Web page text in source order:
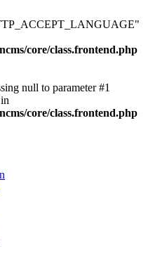
core/class.frontend.php
null to parameter #1
core/class.frontend.php